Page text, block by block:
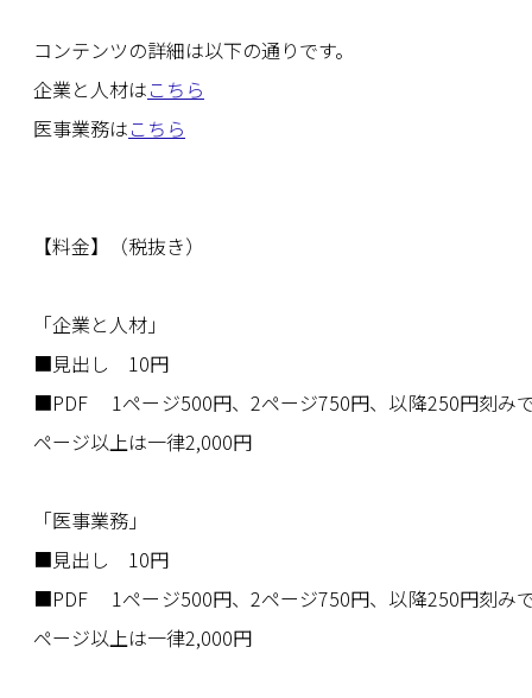
コンテンツの詳細は以下の通りです。
企業と人材はこちら
医事業務はこちら
【料金】（税抜き）
「企業と人材」
■見出し 10円
■PDF 1ページ500円、2ページ750円、以降250円刻み
ページ以上は一律2,000円
「医事業務」
■見出し 10円
■PDF 1ページ500円、2ページ750円、以降250円刻み
ページ以上は一律2,000円